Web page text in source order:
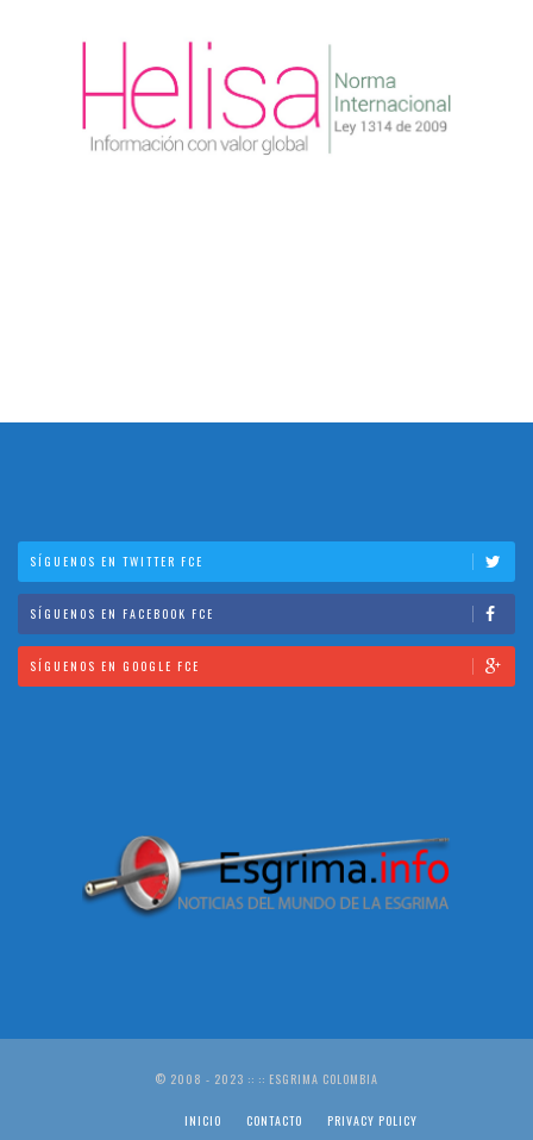
SÍGUENOS EN TWITTER FCE
SÍGUENOS EN FACEBOOK FCE
SÍGUENOS EN GOOGLE FCE
© 2008 - 2023 :: :: ESGRIMA COLOMBIA
INICIO CONTACTO PRIVACY POLICY